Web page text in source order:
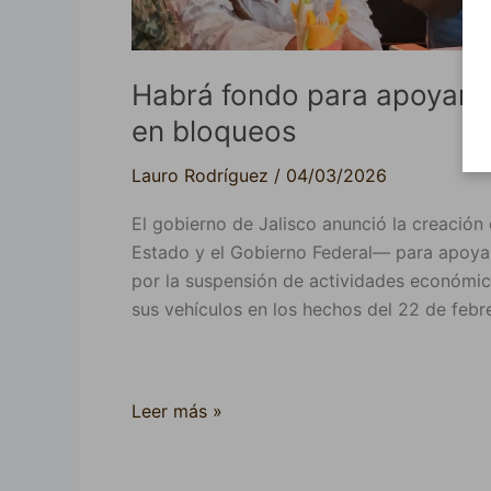
Habrá fondo para apoyar
en bloqueos
Lauro Rodríguez / 04/03/2026
El gobierno de Jalisco anunció la
Estado y el Gobierno Federal— para
por la suspensión de actividades
sus vehículos en los hechos del 22 de
Leer más »